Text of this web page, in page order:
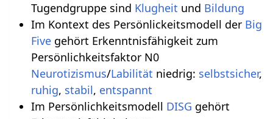
Tugendgruppe sind Klugheit und Bildung
Im Kontext des Persönlickeitsmodell der Big
Fivegehört Erkenntnisfähigkeit zum
Persönlichkeitsfaktor N0
Neurotizismus/Labilität niedrig: selbstsicher,
ruhig, stabil, entspannt
Im Persönlichkeitsmodell DISG gehört